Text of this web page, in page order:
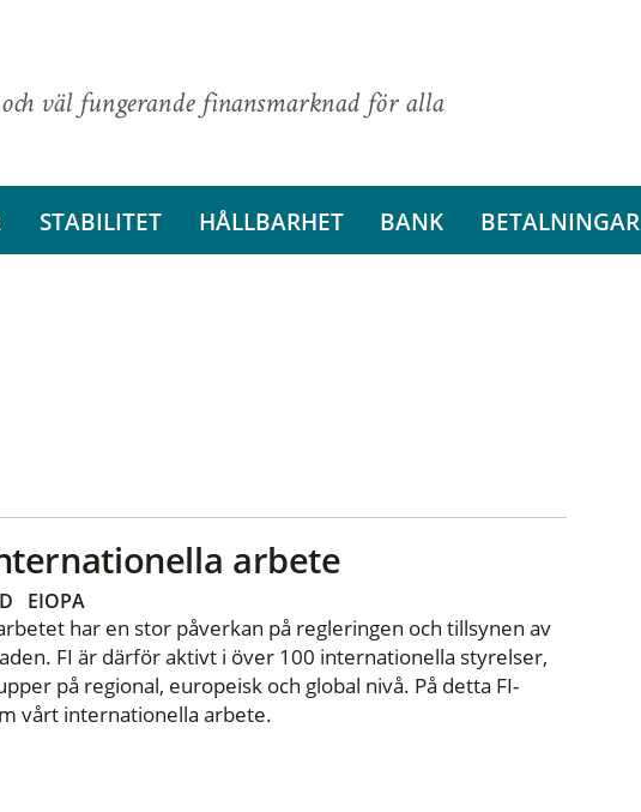
väl fungerande finansmarknad för alla
STABILITET HÅLLBARHET BANK BETALNINGAR
arbete
EIOPA
har en stor påverkan på regleringen och tillsynen av
FI är därför aktivt i över 100 internationella styrelser,
på regional, europeisk och global nivå. På detta FI-
vårt internationella arbete.